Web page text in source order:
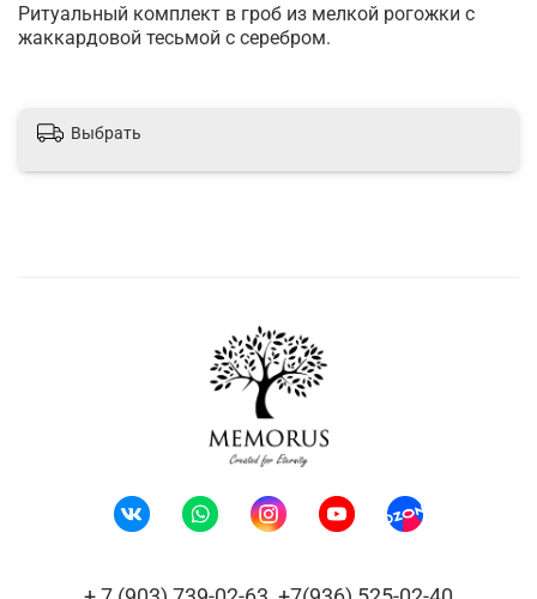
Ритуальный комплект в гроб из мелкой рогожки с
жаккардовой тесьмой с серебром.
Выбрать